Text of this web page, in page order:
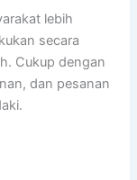
lebih
secara
Cukup dengan
dan pesanan